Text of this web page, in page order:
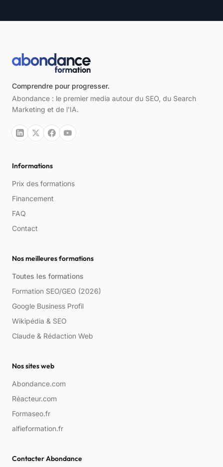
Comprendre pour progresser.
Abondance : le premier media autour du SEO, du Search
Marketing et de l'IA.
Informations
Prix des formations
Financement
FAQ
Contact
Nos meilleures formations
Toutes les formations
Formation SEO/GEO (2026)
Google Business Profil
Wikipédia & SEO
Claude & Rédaction Web
Nos sites web
Abondance.com
Réacteur.com
Formaseo.fr
alfieformation.fr
Contacter Abondance